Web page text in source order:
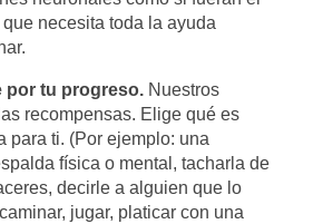
necesita toda la ayuda
por tu progreso.Nuestros
recompensas. Elige qué es
para ti. (Por ejemplo: una
física o mental, tacharla de
decirle a alguien que lo
jugar, platicar con una